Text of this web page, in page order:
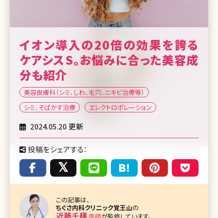
イオン導入の20倍の効果を誇る
ケアシスS。お悩みに合った美容成
分も紹介
美容皮膚科（シミ、しわ、毛穴、ニキビ治療等）
シミ、そばかす治療
エレクトロポレーション
2024.05.20 更新
投稿をシェアする：
この記事は、
ちぐさ内科クリニック覚王山の
近藤千種